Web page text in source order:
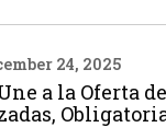
24, 2025
a la Oferta